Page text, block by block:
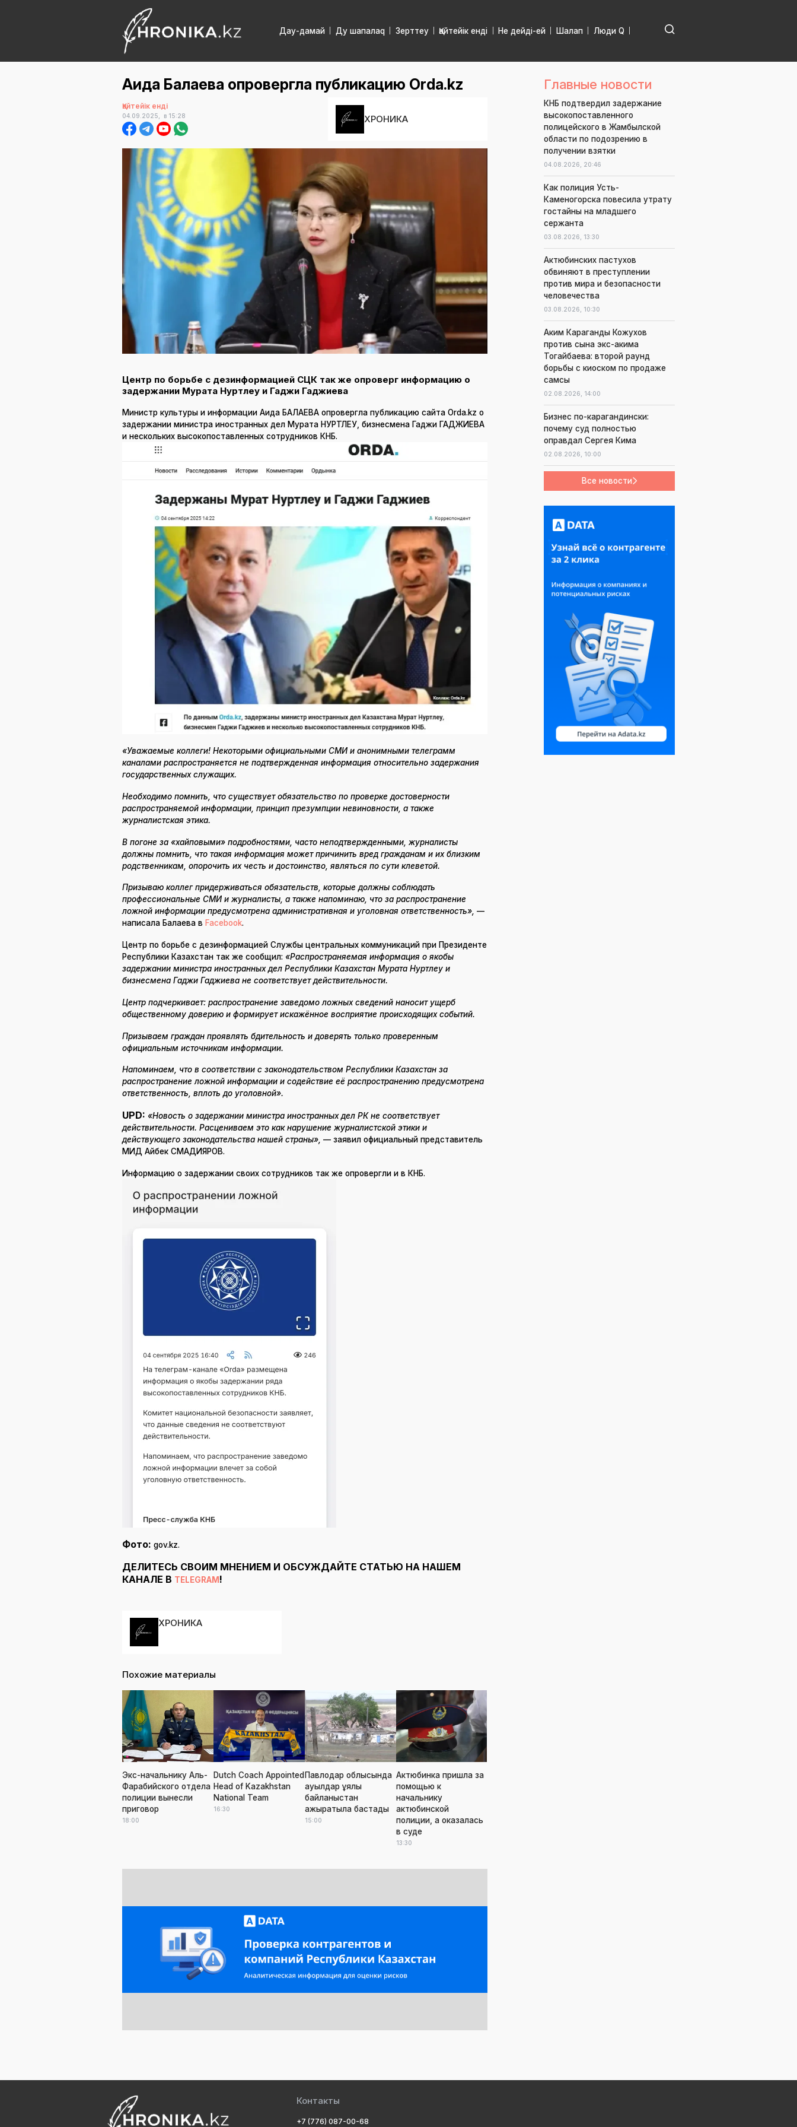
Дау-дамай Ду шапалаq Зерттеу Қайтейік енді Не дейді-ей Шалап Люди Q
Аида Балаева опровергла публикацию Orda.kz
Қайтейік енді
04.09.2025, в 15:28 ХРОНИКА
Центр по борьбе с дезинформацией СЦК так же опроверг информацию о
задержании Мурата Нуртлеу и Гаджи Гаджиева
Министр культуры и информации Аида БАЛАЕВА опровергла публикацию сайта Orda.kz о
задержании министра иностранных дел Мурата НУРТЛЕУ, бизнесмена Гаджи ГАДЖИЕВА
и нескольких высокопоставленных сотрудников КНБ.
«Уважаемые коллеги! Некоторыми официальными СМИ и анонимными телеграмм
каналами распространяется не подтвержденная информация относительно задержания
государственных служащих.
Необходимо помнить, что существует обязательство по проверке достоверности
распространяемой информации, принцип презумпции невиновности, а также
журналистская этика.
В погоне за «хайповыми» подробностями, часто неподтвержденными, журналисты
должны помнить, что такая информация может причинить вред гражданам и их близким
родственникам, опорочить их честь и достоинство, являться по сути клеветой.
Призываю коллег придерживаться обязательств, которые должны соблюдать
профессиональные СМИ и журналисты, а также напоминаю, что за распространение
ложной информации предусмотрена административная и уголовная ответственность», —
написала Балаева в Facebook.
Центр по борьбе с дезинформацией Службы центральных коммуникаций при Президенте
Республики Казахстан так же сообщил: «Распространяемая информация о якобы
задержании министра иностранных дел Республики Казахстан Мурата Нуртлеу и
бизнесмена Гаджи Гаджиева не соответствует действительности.
Центр подчеркивает: распространение заведомо ложных сведений наносит ущерб
общественному доверию и формирует искажённое восприятие происходящих событий.
Призываем граждан проявлять бдительность и доверять только проверенным
официальным источникам информации.
Напоминаем, что в соответствии с законодательством Республики Казахстан за
распространение ложной информации и содействие её распространению предусмотрена
ответственность, вплоть до уголовной».
UPD: «Новость о задержании министра иностранных дел РК не соответствует
действительности. Расцениваем это как нарушение журналистской этики и
действующего законодательства нашей страны», — заявил официальный представитель
МИД Айбек СМАДИЯРОВ.
Информацию о задержании своих сотрудников так же опровергли и в КНБ.
Фото: gov.kz.
ДЕЛИТЕСЬ СВОИМ МНЕНИЕМ И ОБСУЖДАЙТЕ СТАТЬЮ НА НАШЕМ
КАНАЛЕ В TELEGRAM !
ХРОНИКА
Похожие материалы
Экс-начальнику Аль-
Фарабийского отдела
полиции вынесли
приговор
18:00
Dutch Coach Appointed
Head of Kazakhstan
National Team
16:30
Павлодар облысында
ауылдар ұялы
байланыстан
ажыратыла бастады
15:00
Актюбинка пришла за
помощью к
начальнику
актюбинской
полиции, а оказалась
в суде
13:30
Главные новости
КНБ подтвердил задержание
высокопоставленного
полицейского в Жамбылской
области по подозрению в
получении взятки
04.08.2026, 20:46
Как полиция Усть-
Каменогорска повесила утрату
гостайны на младшего
сержанта
03.08.2026, 13:30
Актюбинских пастухов
обвиняют в преступлении
против мира и безопасности
человечества
03.08.2026, 10:30
Аким Караганды Кожухов
против сына экс-акима
Тогайбаева: второй раунд
борьбы с киоском по продаже
самсы
02.08.2026, 14:00
Бизнес по-карагандински:
почему суд полностью
оправдал Сергея Кима
02.08.2026, 10:00
Все новости
Контакты
+7 (776) 087-00-68